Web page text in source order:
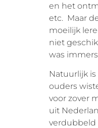
en het
etc. Maar
moeilijk
niet
was
Natuurlijk
ouders
voor zover
uit
verdubbeld